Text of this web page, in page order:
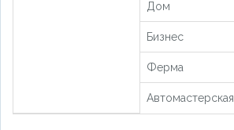
Дом
Бизнес
Ферма
Автомастерская